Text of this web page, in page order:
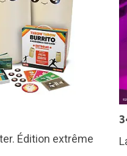
Édition extrême